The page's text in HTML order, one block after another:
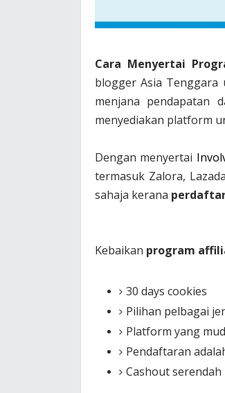
Cara Menyertai
blogger Asia Tenggara
menjana pendapatan
menyediakan platform
Dengan menyertai
termasuk Zalora,
sahaja kerana
Kebaikan program
30 days cookies
Pilihan pelbagai
Platform yang
Pendaftaran
Cashout serendah